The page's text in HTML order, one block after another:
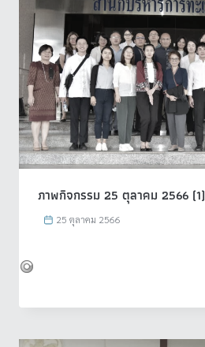
ภาพกิจกรรม 25 ตุลาคม 2566 (1)
25 ตุลาคม 2566